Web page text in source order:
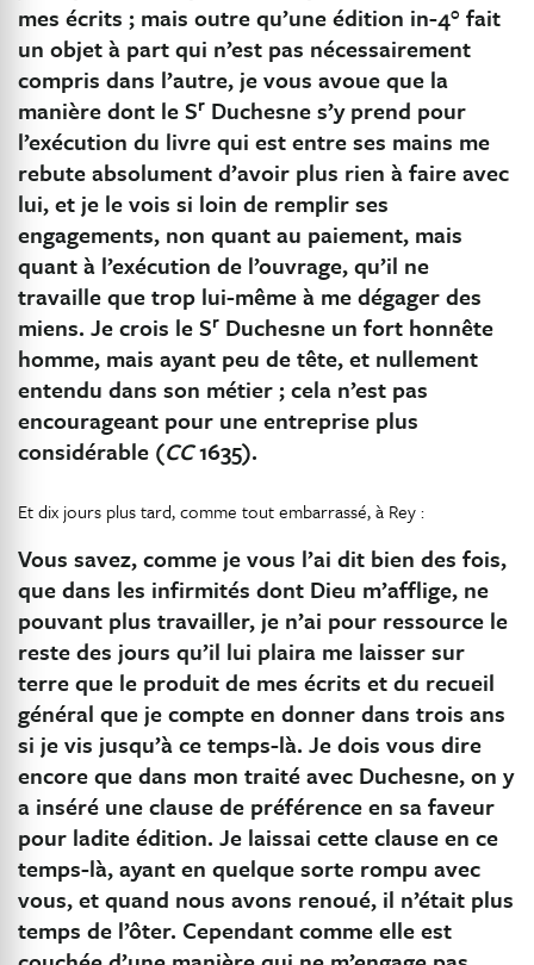
mes écrits ; mais outre qu’une édition in-4° fait
un objet à part qui n’est pas nécessairement
compris dans l’autre, je vous avoue que la
manière dont le Sr Duchesne s’y prend pour
l’exécution du livre qui est entre ses mains me
rebute absolument d’avoir plus rien à faire avec
lui, et je le vois si loin de remplir ses
engagements, non quant au paiement, mais
quant à l’exécution de l’ouvrage, qu’il ne
travaille que trop lui-même à me dégager des
miens. Je crois le Sr Duchesne un fort honnête
homme, mais ayant peu de tête, et nullement
entendu dans son métier ; cela n’est pas
encourageant pour une entreprise plus
considérable (CC1635).
Et dix jours plus tard, comme tout embarrassé, à Rey :
Vous savez, comme je vous l’ai dit bien des fois,
que dans les infirmités dont Dieu m’afflige, ne
pouvant plus travailler, je n’ai pour ressource le
reste des jours qu’il lui plaira me laisser sur
terre que le produit de mes écrits et du recueil
général que je compte en donner dans trois ans
si je vis jusqu’à ce temps-là. Je dois vous dire
encore que dans mon traité avec Duchesne, on y
a inséré une clause de préférence en sa faveur
pour ladite édition. Je laissai cette clause en ce
temps-là, ayant en quelque sorte rompu avec
vous, et quand nous avons renoué, il n’était plus
temps de l’ôter. Cependant comme elle est